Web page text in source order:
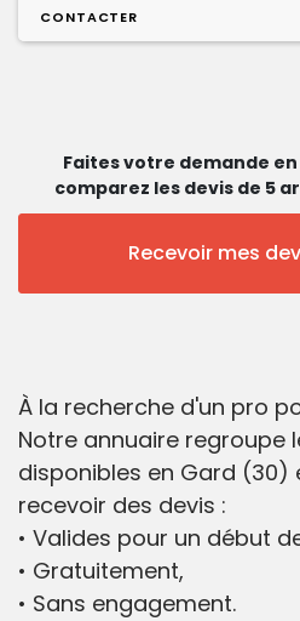
CONTACTER
Faites votre demande
comparez les devis de 5
Recevoir mes
À la recherche d'un pro
Notre annuaire regroupe
disponibles en Gard
recevoir des devis :
• Valides pour un début
• Gratuitement,
• Sans engagement.